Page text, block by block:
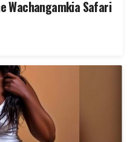
Wachangamkia Safari